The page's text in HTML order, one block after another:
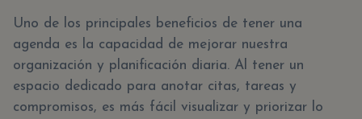
Uno de los principales beneficios de tener una
agenda es la capacidad de mejorar nuestra
organización y planificación diaria. Al tener un
espacio dedicado para anotar citas, tareas y
compromisos, es más fácil visualizar y priorizar lo